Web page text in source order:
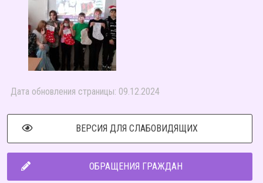
Дата обновления страницы: 09.12.2024
ВЕРСИЯ ДЛЯ СЛАБОВИДЯЩИХ
ОБРАЩЕНИЯ ГРАЖДАН